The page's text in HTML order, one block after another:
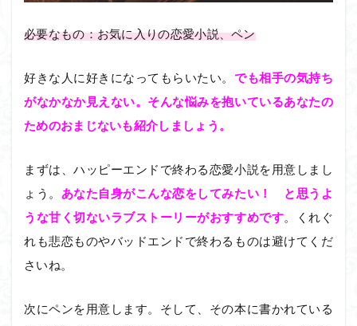
必要なもの：お気に入りの恋愛小説、ペン
好きな人に好きになってもらいたい。 でも相手の気持ち
がなかなか見えない。そんな悩みを抱いているあなたの
ためのおまじないも紹介しましょう。
まずは、ハッピーエンドで終わる恋愛小説を用意しまし
ょう。 あなた自身がこんな恋をしてみたい！ と思うよ
うな甘く切ないラブストーリーがおすすめです。くれぐ
れも悲恋ものやバッドエンドで終わるものは避けてくだ
さいね。
次にペンを用意します。そして、その本に書かれている